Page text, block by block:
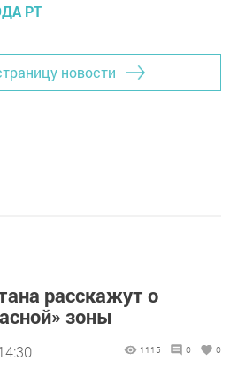
РТ
новости
расскажут о
зоны
1115 0 0